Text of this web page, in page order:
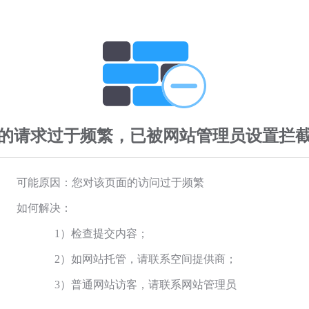
请求过于频繁，已被网站管理员设置拦
可能原因：您对该页面的访问过于频繁
如何解决：
1）检查提交内容；
2）如网站托管，请联系空间提供商；
3）普通网站访客，请联系网站管理员